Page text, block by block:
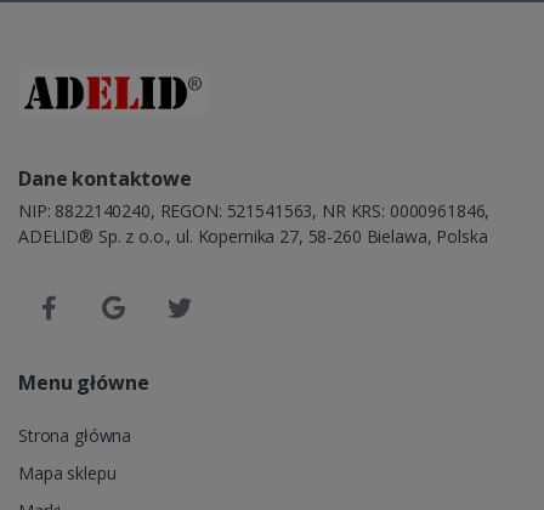
Dane kontaktowe
NIP: 8822140240, REGON: 521541563, NR KRS: 0000961846,
ADELID® Sp. z o.o., ul. Kopernika 27, 58-260 Bielawa, Polska
Menu główne
Strona główna
Mapa sklepu